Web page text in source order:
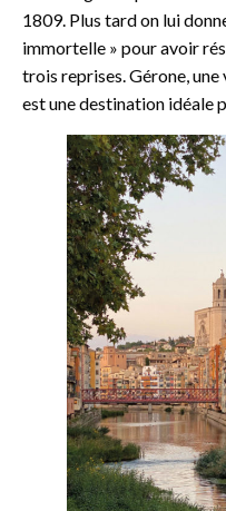
1809. Plus tard on lui
immortelle » pour avoir
trois reprises. Gérone,
est une destination idéale